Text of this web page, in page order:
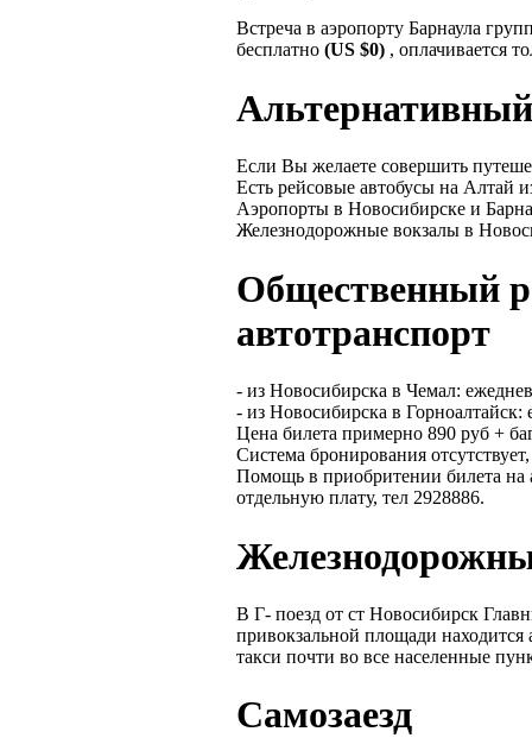
Встреча в аэропорту Барнаула
бесплатно (US $0) , оплачивается
Если Вы желаете совершить
Есть рейсовые автобусы на Алтай
Аэропорты в Новосибирске и
Железнодорожные вокзалы в
Общественный
автотранспорт
- из Новосибирска в Чемал:
- из Новосибирска в Горноалтайск:
Цена билета примерно 890 руб +
Система бронирования
Помощь в приобритении билета на
отдельную плату, тел 2928886.
В Г- поезд от ст Новосибирск
привокзальной площади находится
такси почти во все населенные
Самозаезд